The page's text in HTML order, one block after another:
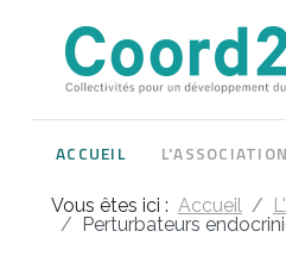
ACCUEIL L'ASSOCIATION
Vous êtes ici : Accueil
Perturbateurs
Développement durable et
Implémentation locale de l'Agenda
2021
2022
2023
Lettres d'informations
Rencontres thématiques
Documents